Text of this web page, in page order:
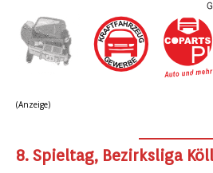
(Anzeige)
8. Spieltag, Bezirksliga